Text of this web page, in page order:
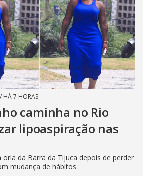
/ HÁ 7 HORAS
caminha no Rio
lipoaspiração nas
da Barra da Tijuca depois de perder
mudança de hábitos